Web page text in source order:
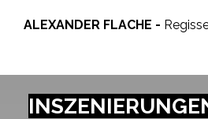
ALEXANDER FLACHE -